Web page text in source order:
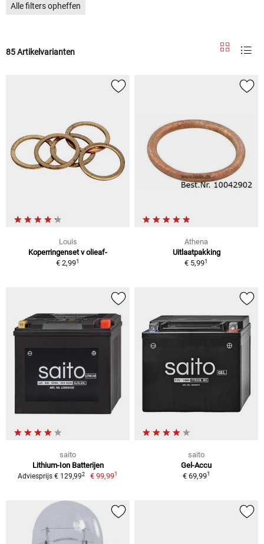
Alle filters opheffen
85 Artikelvarianten
Louis
Koperringenset v olieaf-
€ 2,991
Athena
Uitlaatpakking
€ 5,991
saito
Lithium-Ion Batterijen
Adviesprijs € 129,992 € 99,991
saito
Gel-Accu
€ 69,991